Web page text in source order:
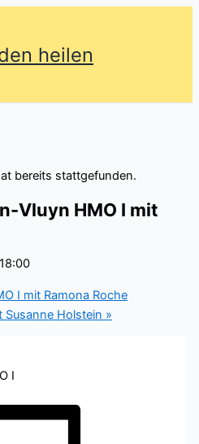
heilen
bereits stattgefunden.
Vluyn HMO I mit
I mit Ramona Roche
Holstein »
I